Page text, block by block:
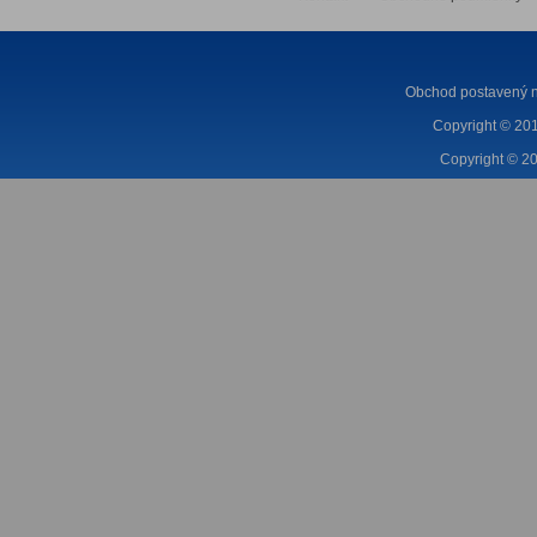
Obchod postavený
Copyright ©
Copyright ©